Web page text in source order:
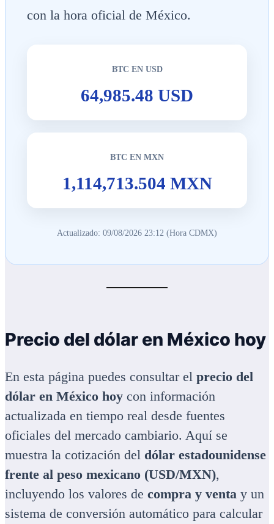
con la hora oficial de México.
BTC EN USD
64,985.48 USD
BTC EN MXN
1,114,713.504 MXN
Actualizado: 09/08/2026 23:12 (Hora CDMX)
Precio del dólar en México hoy
En esta página puedes consultar el precio del
dólar en México hoy con información
actualizada en tiempo real desde fuentes
oficiales del mercado cambiario. Aquí se
muestra la cotización del dólar estadounidense
frente al peso mexicano (USD/MXN),
incluyendo los valores de compra y venta y un
sistema de conversión automático para calcular